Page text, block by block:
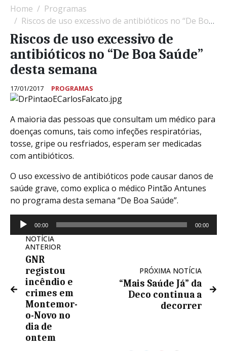
Home
Programas
Riscos de uso excessivo de antibióticos no “De Boa Saúde” desta semana
Riscos de uso excessivo de
antibióticos no “De Boa Saúde”
desta semana
17/01/2017 PROGRAMAS
A maioria das pessoas que consultam um médico para
doenças comuns, tais como infeções respiratórias,
tosse, gripe ou resfriados, esperam ser medicadas
com antibióticos.
O uso excessivo de antibióticos pode causar danos de
saúde grave, como explica o médico Pintão Antunes
no programa desta semana “De Boa Saúde”.
00:00 00:00
NOTÍCIA
ANTERIOR
GNR
registou
incêndio e
crimes em
Montemor-
o-Novo no
dia de
ontem
PRÓXIMA NOTÍCIA
“Mais Saúde Já” da
Deco continua a
decorrer